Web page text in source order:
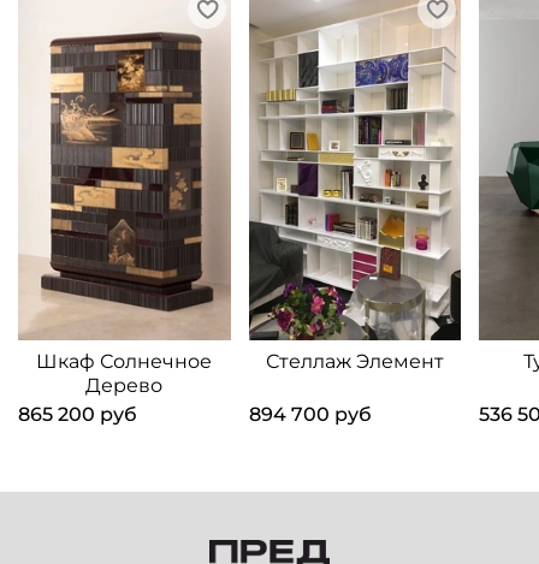
Шкаф Солнечное
Дерево
865 200 руб
Стеллаж Элемент
894 700 руб 536